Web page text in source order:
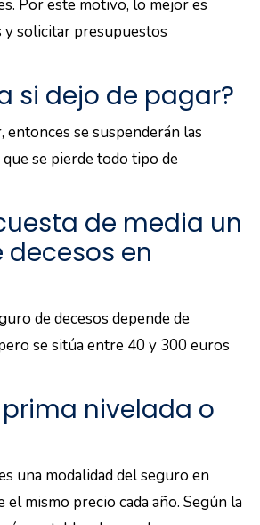
Por este motivo, lo mejor es
y solicitar presupuestos
si dejo de pagar?
entonces se suspenderán las
se pierde todo tipo de
de media un
decesos en
de decesos depende de
se sitúa entre 40 y 300 euros
prima nivelada o
una modalidad del seguro en
el mismo precio cada año. Según la